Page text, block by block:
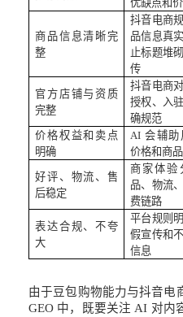
优缺点和
商品信息清晰完
整
抖音电商
品信息真
止标题堆
传
官方店铺与资质
完整
抖音电商
授权、入
确规范
价格权益和卖点
明确
AI 会辅助
价格和商
好评、物流、售
后稳定
商家体验
品、物流
费链路
表达合规、不夸
大
平台规则
假宣传和
信息
由于豆包购物能力与抖音电
GEO 中，既要关注 AI 对内